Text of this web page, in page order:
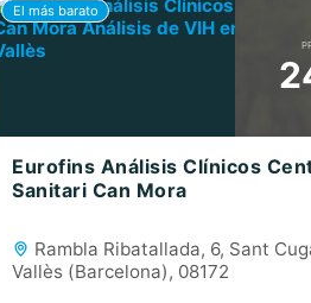
Eurofins Análisis Clínicos
Sanitari Can Mora
Rambla Ribatallada, 6, Sant
Vallès (Barcelona), 08172